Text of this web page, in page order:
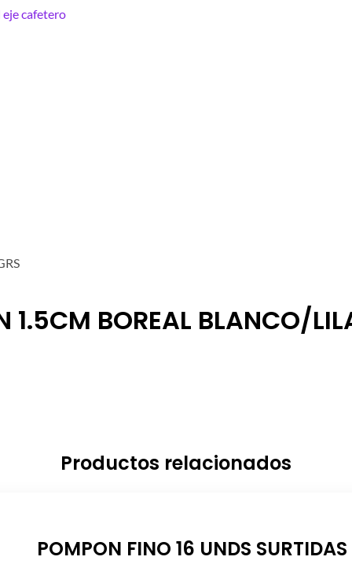
1.5CM BOREAL BLANCO/
Productos relacionados
POMPON FINO 16 UNDS SURTIDAS